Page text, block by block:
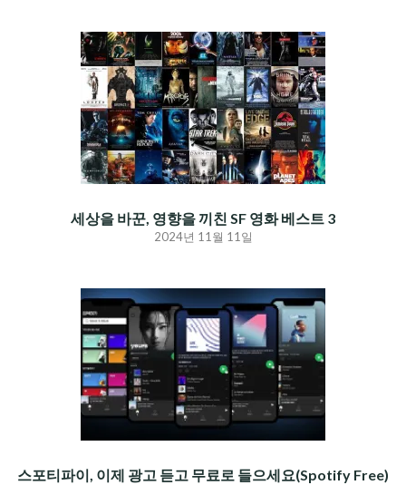
세상을 바꾼, 영향을 끼친 SF 영화 베스트 3
2024년 11월 11일
스포티파이, 이제 광고 듣고 무료로 들으세요(Spotify Free)